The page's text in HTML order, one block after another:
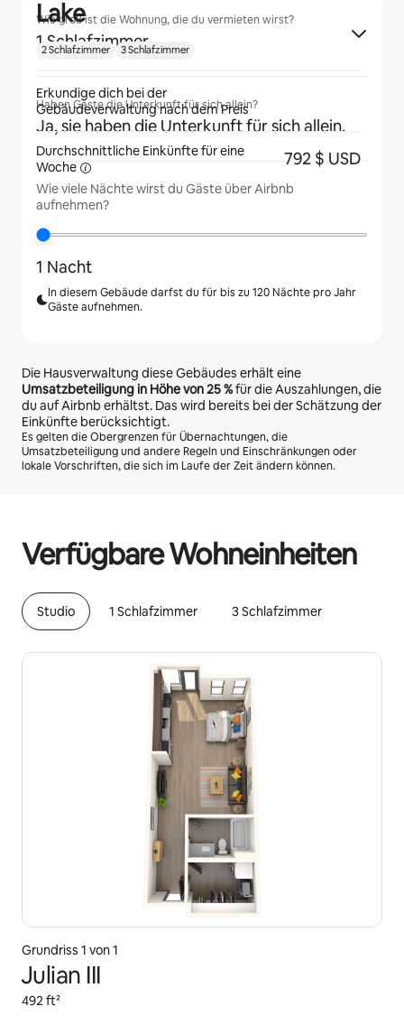
Wie groß ist die Wohnung, die du vermieten wirst?
1 Schlafzimmer
Haben Gäste die Unterkunft für sich allein?
Ja, sie haben die Unterkunft für sich allein.
Wie viele Nächte wirst du Gäste über Airbnb
aufnehmen?
1 Nacht
In diesem Gebäude darfst du für bis zu 120 Nächte pro Jahr
Gäste aufnehmen.
Die Hausverwaltung diese Gebäudes erhält eine
Umsatzbeteiligung in Höhe von25 %für die Auszahlungen, die
du auf Airbnb erhältst. Das wird bereits bei der Schätzung der
Einkünfte berücksichtigt.
Es gelten die Obergrenzen für Übernachtungen, die
Umsatzbeteiligung und andere Regeln und Einschränkungen oder
lokale Vorschriften, die sich im Laufe der Zeit ändern können.
Verfügbare Wohneinheiten
Studio 1 Schlafzimmer 3 Schlafzimmer
Grundriss 1 von 1
Julian III
492 ft²
Lake
2 Schlafzimmer 3 Schlafzimmer
Erkundige dich bei der
Gebäudeverwaltung nach dem Preis
Durchschnittliche Einkünfte für eine
Woche
792 $ USD